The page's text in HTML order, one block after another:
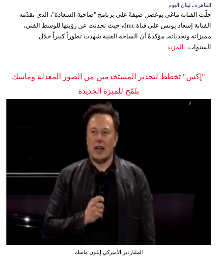
القاهرة ـ لبنان اليوم
حلّت الفنانة ماغي بوغصن ضيفةً على برنامج "صاحبة السعادة"، الذي تقدّمه
الفنانة إسعاد يونس على قناة dmc، حيث تحدثت عن رؤيتها للوسط الفني،
مميزاته وتحدياته، مؤكدةً أن الساحة الفنية شهدت تطوراً كبيراً خلال
السنوات... المزيد
"إكس" تخطط لتحذير المستخدمين من الصور المعدلة وماسك
يلمّح للميزة الجديدة
الملياردير الأميركي إيلون ماسك